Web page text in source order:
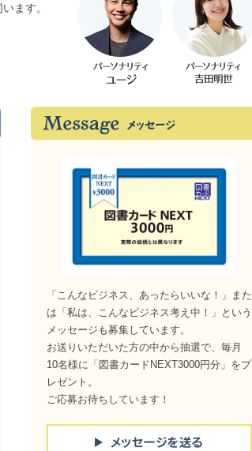
ます。
「こんなビジネス、あったらいいな！」また
は「私は、こんなビジネス考え中！」という
メッセージも募集しています。
お送りいただいた方の中から抽選で、毎月
10名様に「図書カードNEXT3000円分」をプ
レゼント。
ご応募お待ちしています！